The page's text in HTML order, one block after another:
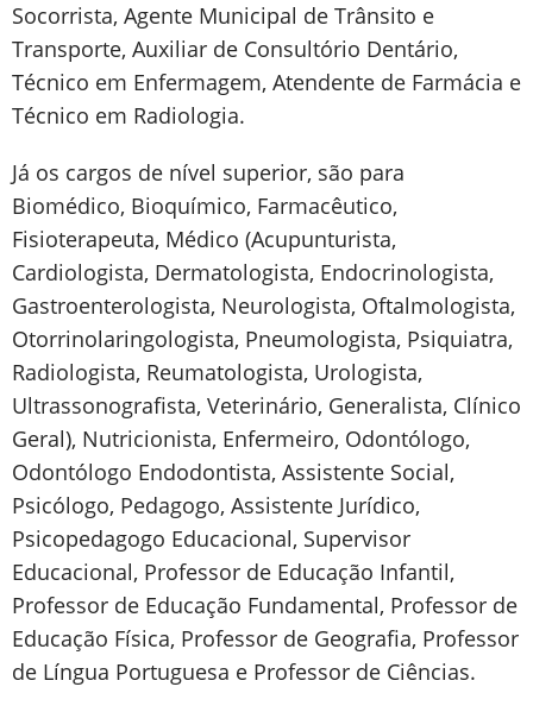
Socorrista, Agente Municipal de Trânsito e
Transporte, Auxiliar de Consultório Dentário,
Técnico em Enfermagem, Atendente de Farmácia e
Técnico em Radiologia.
Já os cargos de nível superior, são para
Biomédico, Bioquímico, Farmacêutico,
Fisioterapeuta, Médico (Acupunturista,
Cardiologista, Dermatologista, Endocrinologista,
Gastroenterologista, Neurologista, Oftalmologista,
Otorrinolaringologista, Pneumologista, Psiquiatra,
Radiologista, Reumatologista, Urologista,
Ultrassonografista, Veterinário, Generalista, Clínico
Geral), Nutricionista, Enfermeiro, Odontólogo,
Odontólogo Endodontista, Assistente Social,
Psicólogo, Pedagogo, Assistente Jurídico,
Psicopedagogo Educacional, Supervisor
Educacional, Professor de Educação Infantil,
Professor de Educação Fundamental, Professor de
Educação Física, Professor de Geografia, Professor
de Língua Portuguesa e Professor de Ciências.